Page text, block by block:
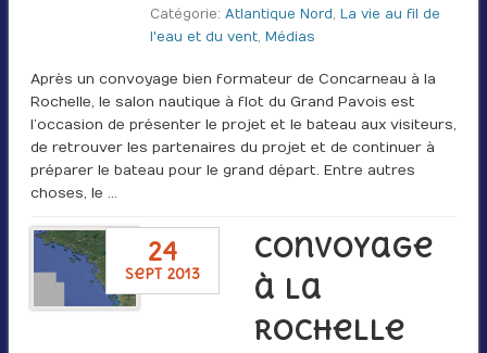
Catégorie:Atlantique Nord ,La vie au fil de
l'eau et du vent ,Médias
Après un convoyage bien formateur de Concarneau à la
Rochelle, le salon nautique à flot du Grand Pavois est
l’occasion de présenter le projet et le bateau aux visiteurs,
de retrouver les partenaires du projet et de continuer à
préparer le bateau pour le grand départ. Entre autres
choses, le …
24
sept 2013
Convoyage
à La
Rochelle